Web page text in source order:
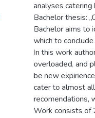
analyses
Bachelor thesis:
Bachelor aims to
which to
In this work
overloaded, and
be new
cater to almost
recomendations,
Work consists of